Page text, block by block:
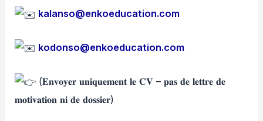
kalanso@enkoeducation.com
kodonso@enkoeducation.com
(𝐄𝐧𝐯𝐨𝐲𝐞𝐫 𝐮𝐧𝐢𝐪𝐮𝐞𝐦𝐞𝐧𝐭 𝐥𝐞 𝐂𝐕 – 𝐩𝐚𝐬 𝐝𝐞 𝐥𝐞𝐭𝐭𝐫𝐞 𝐝𝐞
𝐦𝐨𝐭𝐢𝐯𝐚𝐭𝐢𝐨𝐧 𝐧𝐢 𝐝𝐞 𝐝𝐨𝐬𝐬𝐢𝐞𝐫)